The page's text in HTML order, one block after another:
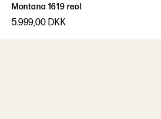
Montana 1619 reol
5.999,00 DKK